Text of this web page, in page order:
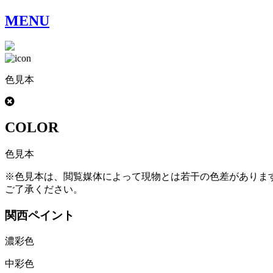
MENU
色見本
COLOR
色見本
※色見本は、閲覧媒体によって現物とは若干の色差がありま
ご了承ください。
関西ペイント
濃彩色
中彩色